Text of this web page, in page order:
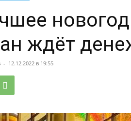
ждёт
- 12.12.2022 в 19:55